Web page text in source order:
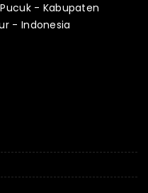
- Kabupaten
- Indonesia